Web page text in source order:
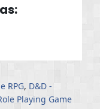
RPG, D&D -
Playing Game